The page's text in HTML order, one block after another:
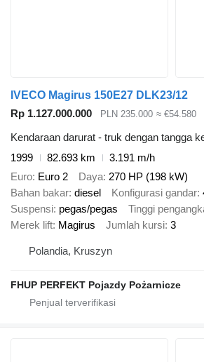
IVECO Magirus 150E27 DLK23/12
Rp 1.127.000.000
PLN 235.000 ≈ €54.580
Kendaraan darurat - truk dengan tangga
1999
82.693 km
3.191 m/h
Euro Euro 2 Daya 270 HP (198 kW)
Bahan bakar diesel Konfigurasi gandar
Suspensi pegas/pegas Tinggi
Merek lift Magirus Jumlah kursi 3
Polandia, Kruszyn
FHUP PERFEKT Pojazdy Pożarnicze